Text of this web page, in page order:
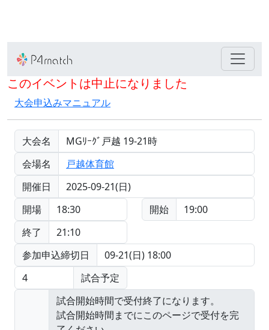
このイベントは中止になりました
大会申込みマニュアル
大会名
MGﾘｰｸﾞ戸越 19-21時
会場名
戸越体育館
開催日
2025-09-21(日)
開場
18:30 開始
19:00
終了
21:10
参加申込締切日
09-21(日) 18:00
4
試合予定